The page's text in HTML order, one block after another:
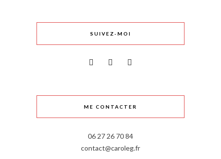
SUIVEZ-MOI
ME CONTACTER
06 27 26 70 84
contact@caroleg.fr